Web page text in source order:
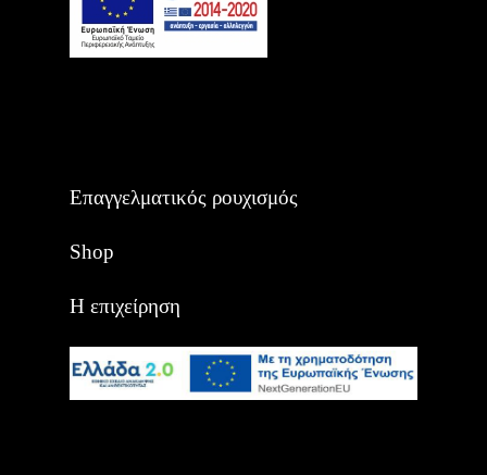
Επαγγελματικός ρουχισμός
Shop
Η επιχείρηση